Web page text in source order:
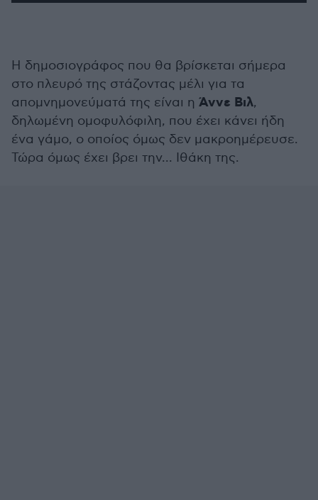
Η δημοσιογράφος που θα βρίσκεται σήμερα
στο πλευρό της στάζοντας μέλι για τα
απομνημονεύματά της είναι η Άννε Βιλ,
δηλωμένη ομοφυλόφιλη, που έχει κάνει ήδη
ένα γάμο, ο οποίος όμως δεν μακροημέρευσε.
Τώρα όμως έχει βρει την... Ιθάκη της.